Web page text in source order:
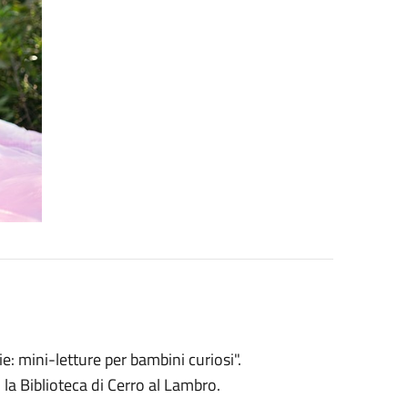
mini-letture per bambini curiosi".
Biblioteca di Cerro al Lambro.